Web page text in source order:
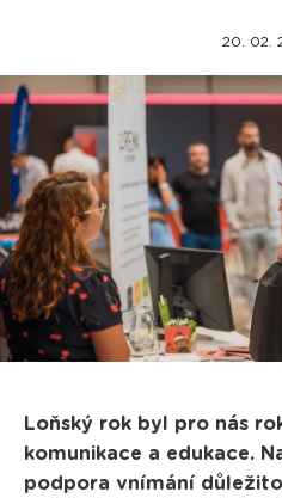
20. 02.
Loňský rok byl pro nás
komunikace a edukace.
podpora vnímání